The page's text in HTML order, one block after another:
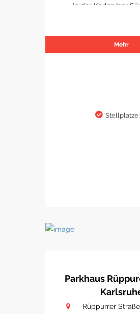
in der Karlsruher
Mehr
Stellplätze:
Parkhaus
Rüppurrer Straße